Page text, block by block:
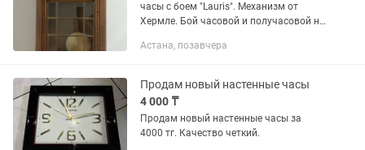
часы с боем "Lauris". Механизм от
Хермле. Бой часовой и получасовой на
Производство конец 90-х годов
Астана, позавчера
Продам новый настенные часы
4 000 ₸
Продам новый настенные часы за
4000 тг. Качество четкий.